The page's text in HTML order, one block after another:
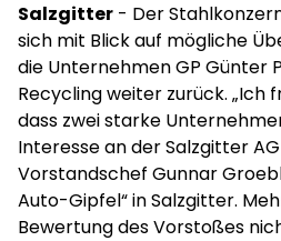
Salzgitter - Der
sich mit Blick auf mögliche
die Unternehmen GP Günter
Recycling weiter zurück. „Ich
dass zwei starke
Interesse an der Salzgitter
Vorstandschef Gunnar
Auto-Gipfel“ in Salzgitter.
Bewertung des Vorstoßes